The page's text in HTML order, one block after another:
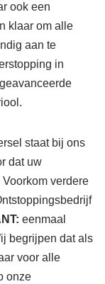
ook een
klaar om alle
aan te
in
staat bij ons
dat uw
verdere
eenmaal
begrijpen dat als
voor alle
onze